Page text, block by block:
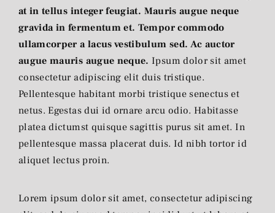
at in tellus integer feugiat. Mauris augue neque
gravida in fermentum et. Tempor commodo
ullamcorper a lacus vestibulum sed. Ac auctor
augue mauris augue neque. Ipsum dolor sit amet
consectetur adipiscing elit duis tristique.
Pellentesque habitant morbi tristique senectus et
netus. Egestas dui id ornare arcu odio. Habitasse
platea dictumst quisque sagittis purus sit amet. In
pellentesque massa placerat duis. Id nibh tortor id
aliquet lectus proin.
Lorem ipsum dolor sit amet, consectetur adipiscing